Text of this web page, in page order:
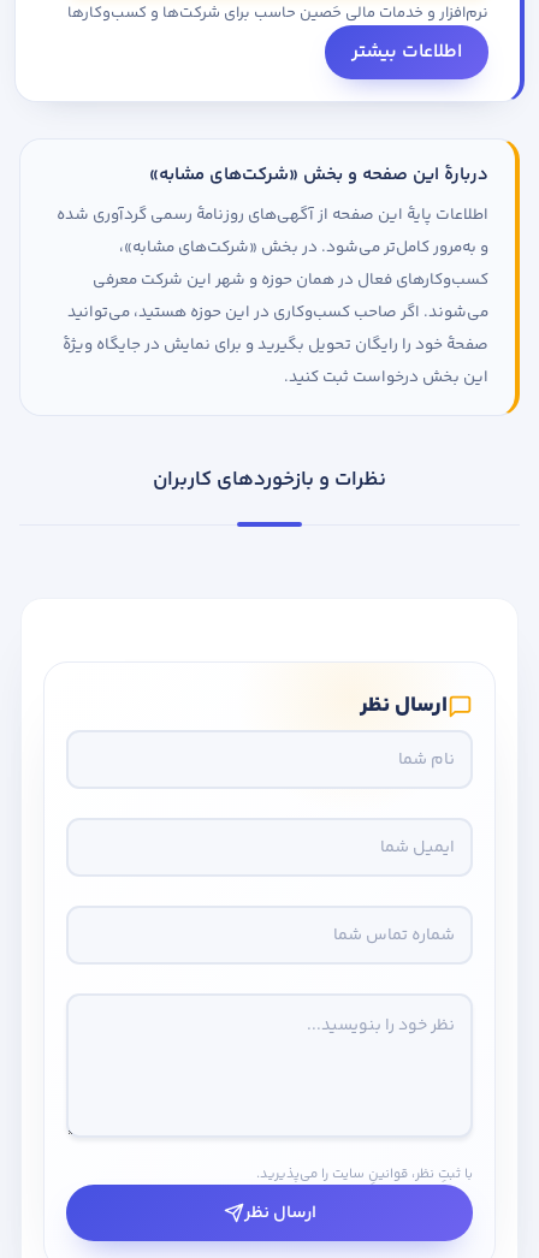
نرم‌افزار و خدمات مالی حَصین حاسب برای شرکت‌ها و کسب‌وکارها
اطلاعات بیشتر
دربارهٔ این صفحه و بخش «شرکت‌های مشابه»
اطلاعات پایهٔ این صفحه از آگهی‌های روزنامهٔ رسمی گردآوری شده
و به‌مرور کامل‌تر می‌شود. در بخش «شرکت‌های مشابه»،
کسب‌وکارهای فعال در همان حوزه و شهر این شرکت معرفی
می‌شوند. اگر صاحب کسب‌وکاری در این حوزه هستید، می‌توانید
صفحهٔ خود را رایگان تحویل بگیرید و برای نمایش در جایگاه ویژهٔ
این بخش درخواست ثبت کنید.
نظرات و بازخوردهای کاربران
ارسال نظر
با ثبتِ نظر، قوانینِ سایت را می‌پذیرید.
ارسال نظر